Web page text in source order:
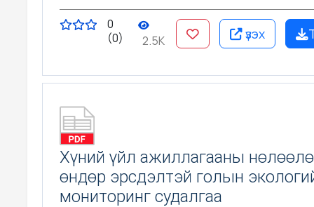
0
(0)
2.5K үзэх
Хүний үйл ажиллагааны
өндөр эрсдэлтэй голын
мониторинг судалгаа